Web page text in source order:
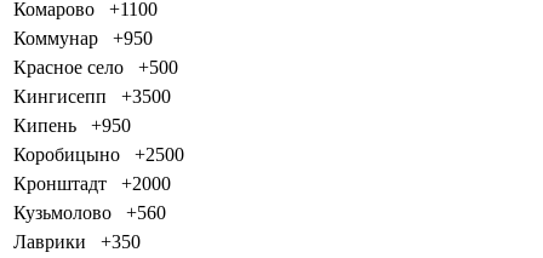
Комарово
+1100
Коммунар
+950
Красное село
+500
Кингисепп
+3500
Кипень
+950
Коробицыно
+2500
Кронштадт
+2000
Кузьмолово
+560
Лаврики
+350